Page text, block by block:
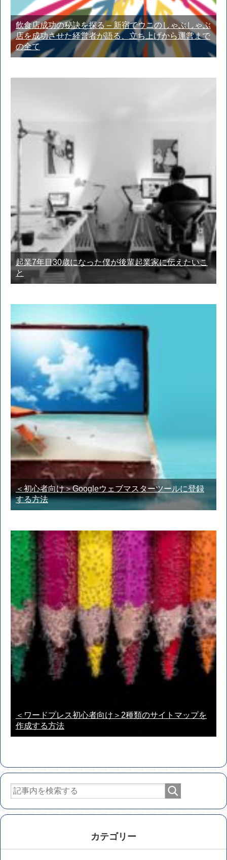
飲食店成功の秘訣を探る – 新宿でウニのしゃぶしゃぶ
店を成功させた経営者が語る、立ち上げから運営まで
の全て
起業7年目30歳になった僕が後輩起業家に伝えたいこ
と
＜初心者向け＞Googleウェブマスターツールに登録
する方法
＜ワードプレス初心者向け＞2種類のサイトマップを
作成する方法
カテゴリー